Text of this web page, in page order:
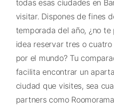
todas esas ciudades en
visitar. Dispones de fines
temporada del año, ¿no
idea reservar tres o
por el mundo? Tu
facilita encontrar un
ciudad que visites, sea
partners como